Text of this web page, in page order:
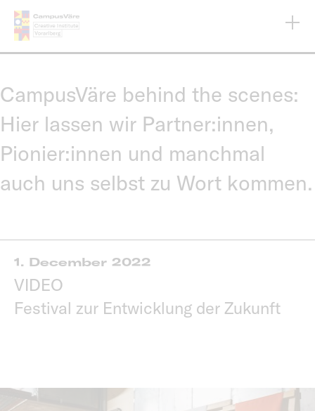
content
CampusVäre behind the scenes:
Hier lassen wir Partner:innen,
Pionier:innen und manchmal
auch uns selbst zu Wort kommen.
1. December 2022
VIDEO
Festival zur Entwicklung der Zukunft